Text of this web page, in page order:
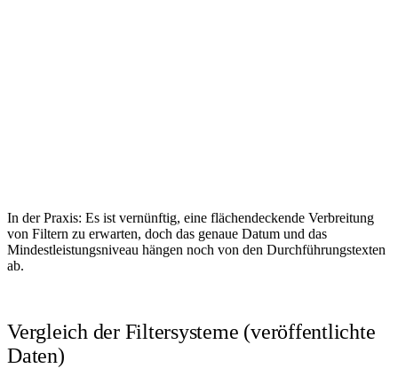
In der Praxis: Es ist vernünftig, eine flächendeckende Verbreitung
von Filtern zu erwarten, doch das genaue Datum und das
Mindestleistungsniveau hängen noch von den Durchführungstexten
ab.
Vergleich der Filtersysteme (veröffentlichte
Daten)